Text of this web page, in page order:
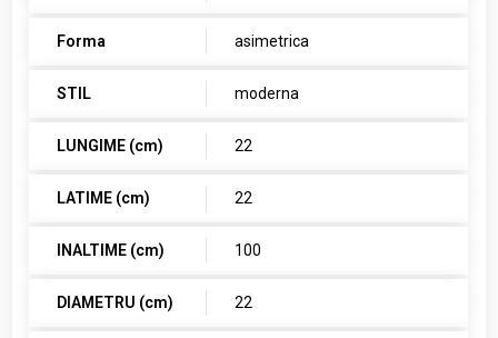
Forma asimetrica
STIL moderna
LUNGIME (cm) 22
LATIME (cm) 22
INALTIME (cm) 100
DIAMETRU (cm) 22